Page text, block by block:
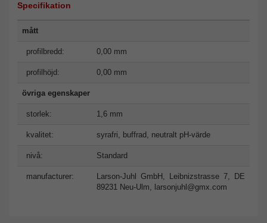
Specifikation
mått
profilbredd: 0,00 mm
profilhöjd: 0,00 mm
övriga egenskaper
storlek: 1,6 mm
kvalitet: syrafri, buffrad, neutralt pH-värde
nivå: Standard
manufacturer:
Larson-Juhl GmbH, Leibnizstrasse 7, DE
89231 Neu-Ulm, larsonjuhl@gmx.com